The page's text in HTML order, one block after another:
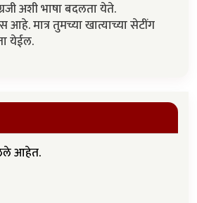
अशी भाषा बदलता येते.
आहे. मात्र तुमच्या खात्याच्या सेटींग
येईल.
आहेत.